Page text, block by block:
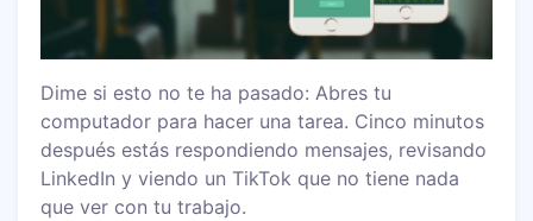
Dime si esto no te ha pasado: Abres tu
computador para hacer una tarea. Cinco minutos
después estás respondiendo mensajes, revisando
LinkedIn y viendo un TikTok que no tiene nada
que ver con tu trabajo.